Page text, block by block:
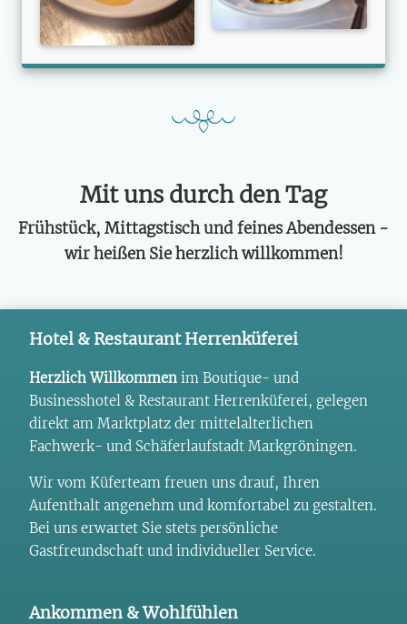
Mit uns durch den Tag
Frühstück, Mittagstisch und feines Abendessen -
wir heißen Sie herzlich willkommen!
Hotel & Restaurant Herrenküferei
Herzlich Willkommen im Boutique- und
Businesshotel & Restaurant Herrenküferei, gelegen
direkt am Marktplatz der mittelalterlichen
Fachwerk- und Schäferlaufstadt Markgröningen.
Wir vom Küferteam freuen uns drauf, Ihren
Aufenthalt angenehm und komfortabel zu gestalten.
Bei uns erwartet Sie stets persönliche
Gastfreundschaft und individueller Service.
Ankommen & Wohlfühlen